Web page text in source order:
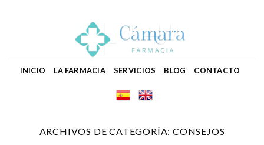
INICIO LA FARMACIA SERVICIOS BLOG CONTACTO
ARCHIVOS DE CATEGORÍA: CONSEJOS